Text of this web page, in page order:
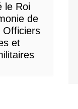
le Roi
de
Officiers
et